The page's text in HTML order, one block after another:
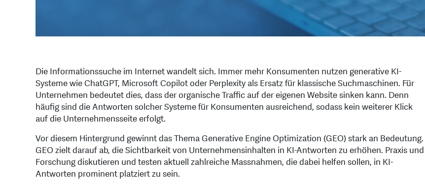
Die Informationssuche im Internet wandelt sich. Immer mehr Konsumenten nutzen generative KI-
Systeme wie ChatGPT, Microsoft Copilot oder Perplexity als Ersatz für klassische Suchmaschinen. Für
Unternehmen bedeutet dies, dass der organische Traffic auf der eigenen Website sinken kann. Denn
häufig sind die Antworten solcher Systeme für Konsumenten ausreichend, sodass kein weiterer Klick
auf die Unternehmensseite erfolgt.
Vor diesem Hintergrund gewinnt das Thema Generative Engine Optimization (GEO) stark an Bedeutung.
GEO zielt darauf ab, die Sichtbarkeit von Unternehmensinhalten in KI-Antworten zu erhöhen. Praxis und
Forschung diskutieren und testen aktuell zahlreiche Massnahmen, die dabei helfen sollen, in KI-
Antworten prominent platziert zu sein.